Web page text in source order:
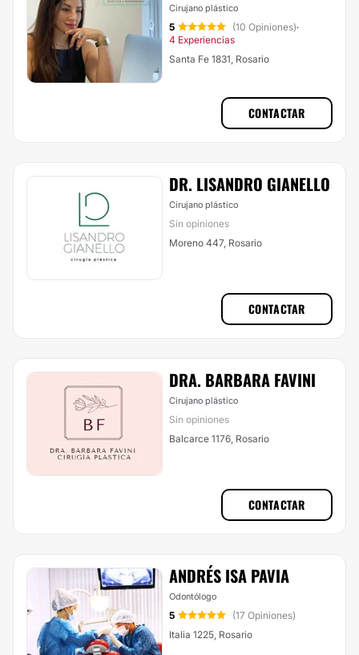
Cirujano plástico
5 (10 Opiniones)·
4 Experiencias
Santa Fe 1831, Rosario
CONTACTAR
DR. LISANDRO GIANELLO
Cirujano plástico
Sin opiniones
Moreno 447, Rosario
CONTACTAR
DRA. BARBARA FAVINI
Cirujano plástico
Sin opiniones
Balcarce 1176, Rosario
CONTACTAR
ANDRÉS ISA PAVIA
Odontólogo
5
(17 Opiniones)
Italia 1225, Rosario